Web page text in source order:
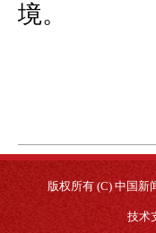
境。
版权所有 (C) 中国
技术